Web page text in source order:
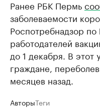
Ранее РБК Пермь
заболеваемости
Роспотребнадзор
работодателей
до 1 декабря. В этот
граждане,
месяцев назад.
АвторыТеги